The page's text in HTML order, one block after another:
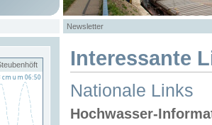
Newsletter
Interessante
Nationale Links
Hochwasser-